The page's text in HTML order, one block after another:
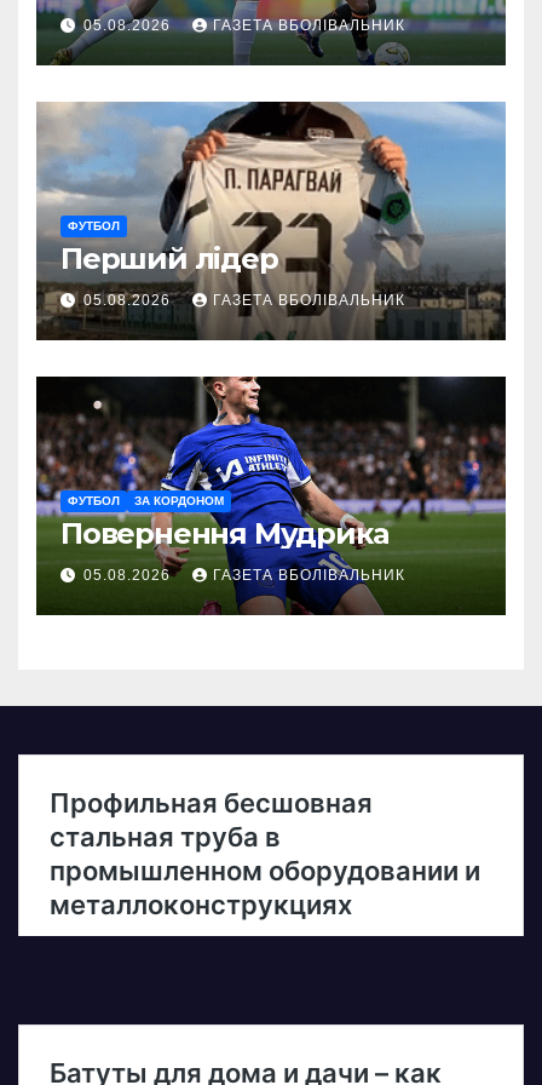
05.08.2026 ГАЗЕТА ВБОЛІВАЛЬНИК
ФУТБОЛ
Перший лідер
05.08.2026 ГАЗЕТА ВБОЛІВАЛЬНИК
ФУТБОЛ ЗА КОРДОНОМ
Повернення Мудрика
05.08.2026 ГАЗЕТА ВБОЛІВАЛЬНИК